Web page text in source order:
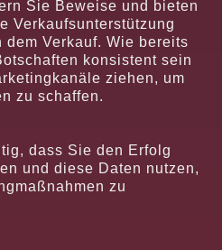
Sie Beweise und bieten
Verkaufsunterstützung
dem Verkauf. Wie bereits
konsistent sein
ziehen, um
zu schaffen.
dass Sie den Erfolg
und diese Daten nutzen,
zu